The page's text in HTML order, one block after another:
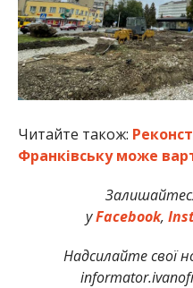
Читайте також:
Франківську може
уFacebook,
Надсилайте свої